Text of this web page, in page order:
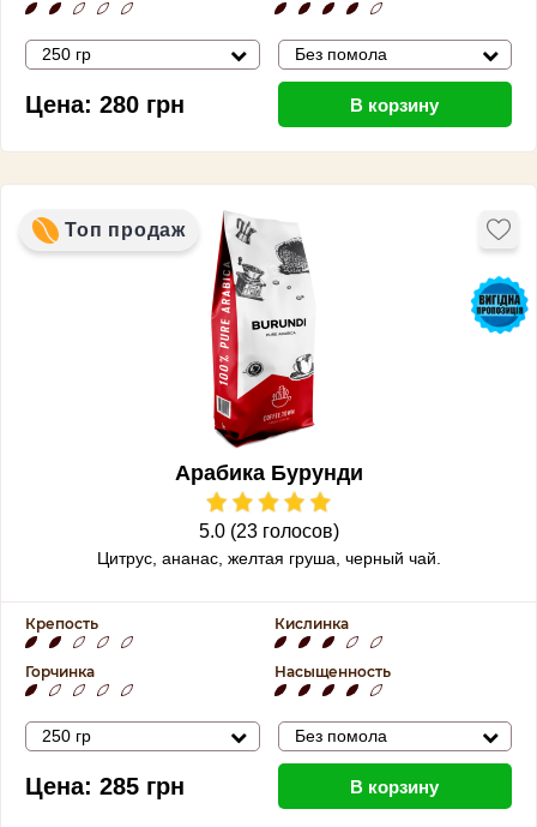
250 гр Без помола
Цена: 280 грн В корзину
Топ продаж
Арабика Бурунди
5.0 (23 голосов)
Цитрус, ананас, желтая груша, черный чай.
Крепость Кислинка
Горчинка Насыщенность
250 гр Без помола
Цена: 285 грн В корзину